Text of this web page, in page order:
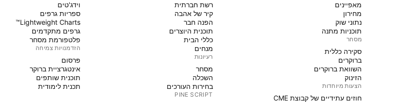
מאפיינים
מחירון
נתוני שוק
תוכניות מתנה
מסחר
סקירה כללית
ברוקרים
השוואת ברוקרים
הזינוק
הצעות מיוחדות
חוזים עתידיים של קבוצת CME
רשת חברתית
קיר של אהבה
הפנה חבר
תוכנית היוצרים
כללי הבית
מנחים
רעיונות
מסחר
השכלה
בחירות העורכים
PINE SCRIPT
וידג'טים
ספריות גרפים
Lightweight Charts™
גרפים מתקדמים
פלטפורמת מסחר
הזדמנויות צמיחה
פּרסום
אינטגרציית ברוקר
תוכנית שותפים
תכנית לימודית